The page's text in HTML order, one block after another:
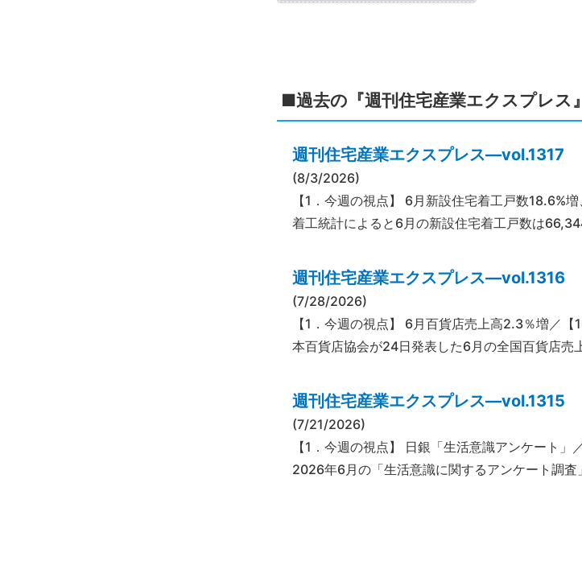
■過去の『週刊住宅産業エクスプレス』
週刊住宅産業エクスプレス―vol.1317
(8/3/2026)
【1．今週の視点】 6月新設住宅着工戸数
着工統計によると6月の新設住宅着工戸数は
週刊住宅産業エクスプレス―vol.1316
(7/28/2026)
【1．今週の視点】 6月百貨店売上高2.3％増
本百貨店協会が24日発表した6月の全国百貨店
週刊住宅産業エクスプレス―vol.1315
(7/21/2026)
【1．今週の視点】 日銀「生活意識アンケート
2026年6月の「生活意識に関するアンケート調